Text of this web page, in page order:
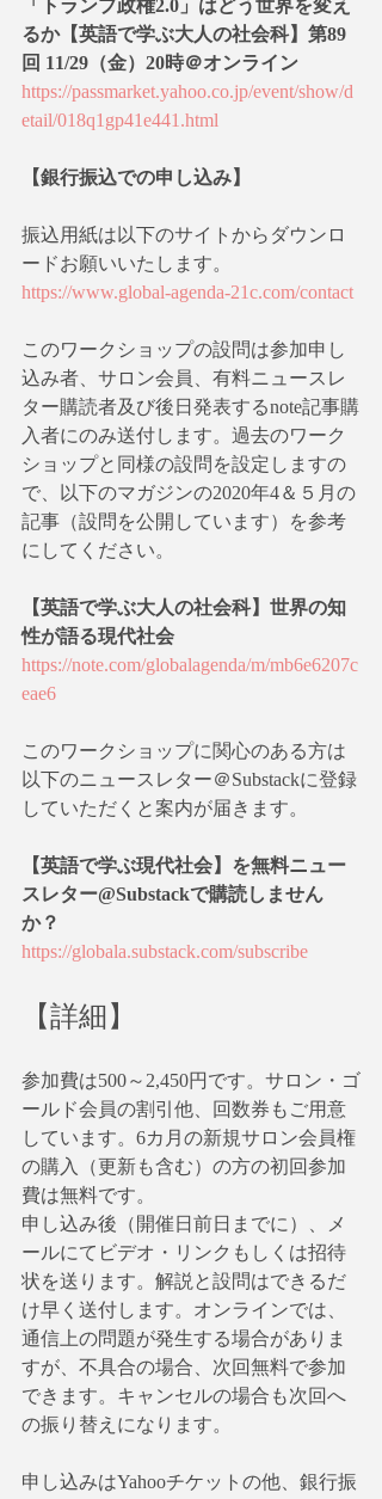
「トランプ政権2.0」はどう世界を変え
るか【英語で学ぶ大人の社会科】第89
回 11/29（金）20時＠オンライン
https://passmarket.yahoo.co.jp/event/show/d
etail/018q1gp41e441.html
【銀行振込での申し込み】
振込用紙は以下のサイトからダウンロ
ードお願いいたします。
https://www.global-agenda-21c.com/contact
このワークショップの設問は参加申し
込み者、サロン会員、有料ニュースレ
ター購読者及び後日発表するnote記事購
入者にのみ送付します。過去のワーク
ショップと同様の設問を設定しますの
で、以下のマガジンの2020年4＆５月の
記事（設問を公開しています）を参考
にしてください。
【英語で学ぶ大人の社会科】世界の知
性が語る現代社会
https://note.com/globalagenda/m/mb6e6207c
eae6
このワークショップに関心のある方は
以下のニュースレター＠Substackに登録
していただくと案内が届きます。
【英語で学ぶ現代社会】を無料ニュー
スレター@Substackで購読しません
か？
https://globala.substack.com/subscribe
【詳細】
参加費は500～2,450円です。サロン・ゴ
ールド会員の割引他、回数券もご用意
しています。6カ月の新規サロン会員権
の購入（更新も含む）の方の初回参加
費は無料です。
申し込み後（開催日前日までに）、メ
ールにてビデオ・リンクもしくは招待
状を送ります。解説と設問はできるだ
け早く送付します。オンラインでは、
通信上の問題が発生する場合がありま
すが、不具合の場合、次回無料で参加
できます。キャンセルの場合も次回へ
の振り替えになります。
申し込みはYahooチケットの他、銀行振